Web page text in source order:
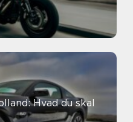
Hvad du skal